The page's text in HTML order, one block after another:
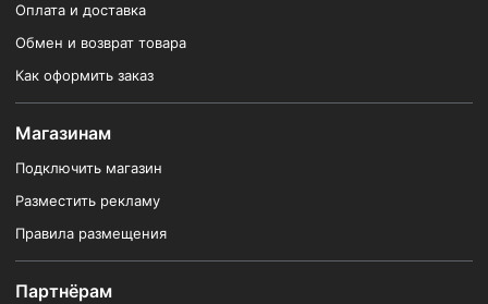
Оплата и доставка
Обмен и возврат товара
Как оформить заказ
Магазинам
Подключить магазин
Разместить рекламу
Правила размещения
Партнёрам